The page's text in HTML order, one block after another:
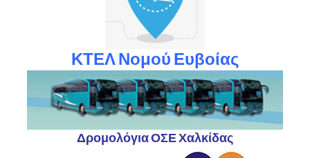
ΚΤΕΛ Νομού Ευβοίας
Δρομολόγια ΟΣΕ Χαλκίδας